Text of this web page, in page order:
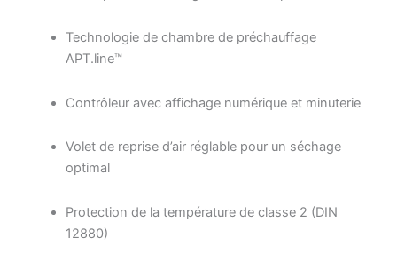
Technologie de chambre de préchauffage
APT.line™
Contrôleur avec affichage numérique et minuterie
Volet de reprise d’air réglable pour un séchage
optimal
Protection de la température de classe 2 (DIN
12880)